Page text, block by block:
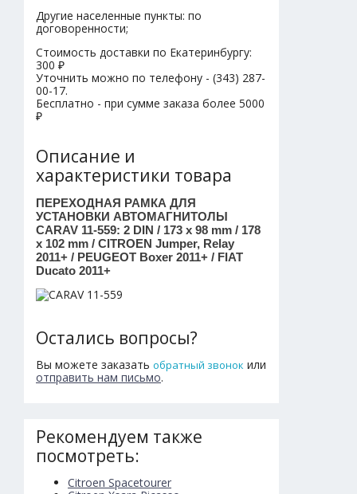
Другие населенные пункты: по
договоренности;
Стоимость доставки по Екатеринбургу:
300 ₽
Уточнить можно по телефону - (343) 287-
00-17.
Бесплатно - при сумме заказа более 5000
₽
Описание и
характеристики товара
ПЕРЕХОДНАЯ РАМКА ДЛЯ
УСТАНОВКИ АВТОМАГНИТОЛЫ
CARAV 11-559: 2 DIN / 173 x 98 mm / 178
x 102 mm / CITROEN Jumper, Relay
2011+ / PEUGEOT Boxer 2011+ / FIAT
Ducato 2011+
Остались вопросы?
Вы можете заказать обратный звонок или
отправить нам письмо.
Рекомендуем также
посмотреть:
Citroen Spacetourer